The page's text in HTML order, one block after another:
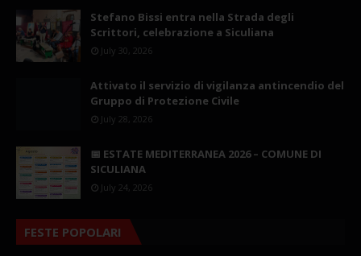
Stefano Bissi entra nella Strada degli
Scrittori, celebrazione a Siculiana
July 30, 2026
Attivato il servizio di vigilanza antincendio del
Gruppo di Protezione Civile
July 28, 2026
📅 ESTATE MEDITERRANEA 2026 – COMUNE DI
SICULIANA
July 24, 2026
FESTE POPOLARI